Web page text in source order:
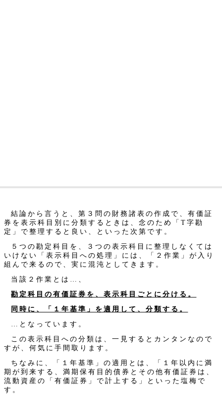
結論から言うと、第３問の財務諸表の作成で、有価証
券を表示科目別に分類するときは、念のため「T字勘
定」で整理すると良い、といった次第です。
５つの勘定科目を、３つの表示科目に整理しなくては
いけない「表示科目への処理」には、「２作業」が入り
組んで来るので、実に混沌としてきます。
当該２作業とは…、
勘定科目の有価証券を、表示科目ごとに分ける。
同時に、「１年基準」を適用して、分類する。
…となっています。
この表示科目への分類は、一見するとカンタンなので
すが、何気に手間取ります。
ちなみに、「１年基準」の適用とは、「１年以内に満
期が到来する、満期保有目的債券とその他有価証券は、
流動資産の「有価証券」で計上する」といった塩梅で
す。